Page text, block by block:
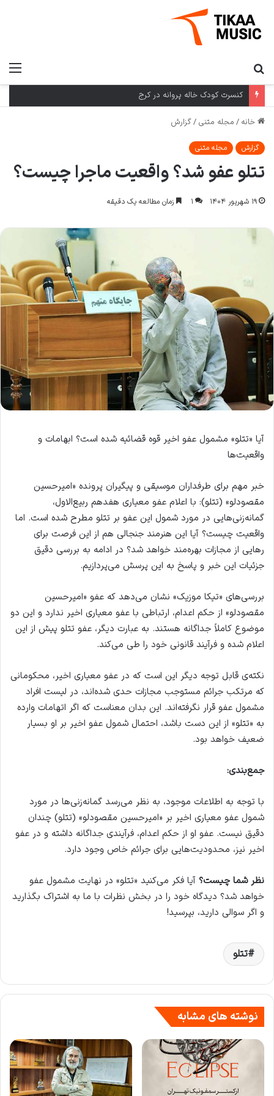
برای
کنسرت کودک خاله پروانه در کرج
خانه / مجله متنی /گزارش
گزارش مجله متنی
تتلو عفو شد؟ واقعیت ماجرا چیست؟
۱۹ شهریور ۱۴۰۴ ۱ زمان مطالعه یک دقیقه
آیا «تتلو» مشمول عفو اخیر قوه قضائیه شده است؟ ابهامات و
واقعیت‌ها
خبر مهم برای طرفداران موسیقی و پیگیران پرونده «امیرحسین
مقصودلو» (تتلو): با اعلام عفو معیاری هفدهم ربیع‌الاول،
گمانه‌زنی‌هایی در مورد شمول این عفو بر تتلو مطرح شده است. اما
واقعیت چیست؟ آیا این هنرمند جنجالی هم از این فرصت برای
رهایی از مجازات بهره‌مند خواهد شد؟ در ادامه به بررسی دقیق
جزئیات این خبر و پاسخ به این پرسش می‌پردازیم.
بررسی‌های «تیکا موزیک» نشان می‌دهد که عفو «امیرحسین
مقصودلو» از حکم اعدام، ارتباطی با عفو معیاری اخیر ندارد و این دو
موضوع کاملاً جداگانه هستند. به عبارت دیگر، عفو تتلو پیش از این
اعلام شده و فرآیند قانونی خود را طی می‌کند.
نکته‌ی قابل توجه دیگر این است که در عفو معیاری اخیر، محکومانی
که مرتکب جرائم مستوجب مجازات حدی شده‌اند، در لیست افراد
مشمول عفو قرار نگرفته‌اند. این بدان معناست که اگر اتهامات وارده
به «تتلو» از این دست باشد، احتمال شمول عفو اخیر بر او بسیار
ضعیف خواهد بود.
جمع‌بندی:
با توجه به اطلاعات موجود، به نظر می‌رسد گمانه‌زنی‌ها در مورد
شمول عفو معیاری اخیر بر «امیرحسین مقصودلو» (تتلو) چندان
دقیق نیست. عفو او از حکم اعدام، فرآیندی جداگانه داشته و در عفو
اخیر نیز، محدودیت‌هایی برای جرائم خاص وجود دارد.
نظر شما چیست؟ آیا فکر می‌کنید «تتلو» در نهایت مشمول عفو
خواهد شد؟ دیدگاه خود را در بخش نظرات با ما به اشتراک بگذارید
و اگر سوالی دارید، بپرسید!
تتلو
نوشته های مشابه